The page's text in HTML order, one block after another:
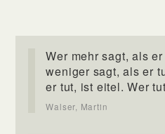
Wer mehr sagt, als
weniger sagt, als er
er tut, ist eitel. Wer
Walser, Martin